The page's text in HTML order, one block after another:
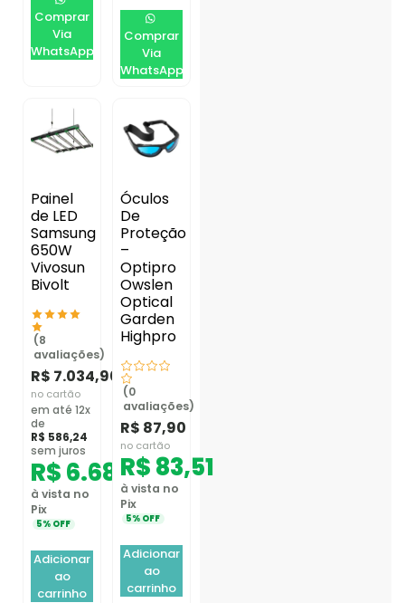
Comprar
Via
WhatsApp
Comprar
Via
WhatsApp
Painel
de LED
Samsung
650W
Vivosun
Bivolt
(8
avaliações)
R$ 7.034,90
no cartão
em até 12x
de
R$ 586,24
sem juros
R$6.683,16
à vista no
Pix
5% OFF
Adicionar
ao
carrinho
Óculos
De
Proteção
–
Optipro
Owslen
Optical
Garden
Highpro
(0
avaliações)
R$ 87,90
no cartão
R$83,51
à vista no
Pix
5% OFF
Adicionar
ao
carrinho